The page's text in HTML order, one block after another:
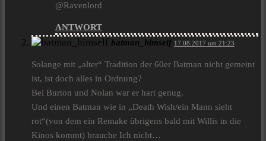
@Ravenlord
ANTWORT
batman_himself 17.08.2017 um 21:23
Solange mit „alter“ Tradition der 60er Batman nicht gemeint
ist, ist doch alles in Ordnung?
Bei Burton und Nolan war er hart genug.
Und einen Batman wie in „Death Wish/ein Mann sieht
rot“(von dem ein Remake übrigens bald mit Willis in die
Kinos kommt) brauche Ich nicht…